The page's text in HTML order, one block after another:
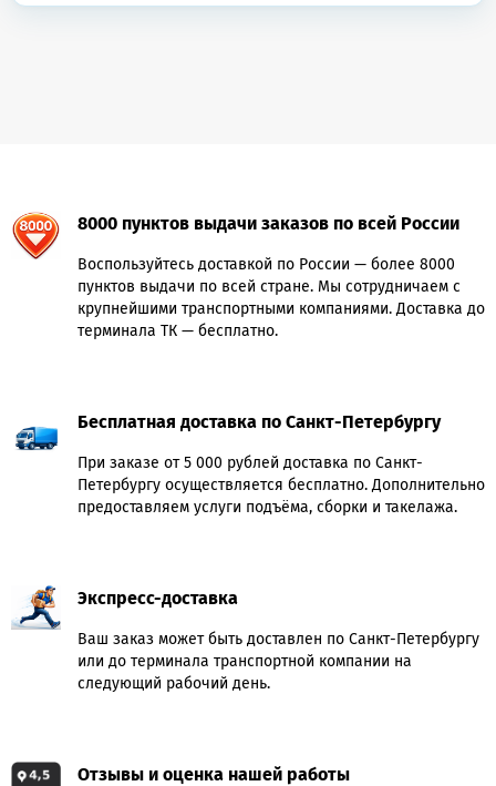
8000 пунктов выдачи заказов по всей России
Воспользуйтесь доставкой по России — более 8000
пунктов выдачи по всей стране. Мы сотрудничаем с
крупнейшими транспортными компаниями. Доставка до
терминала ТК — бесплатно.
Бесплатная доставка по Санкт-Петербургу
При заказе от 5 000 рублей доставка по Санкт-
Петербургу осуществляется бесплатно. Дополнительно
предоставляем услуги подъёма, сборки и такелажа.
Экспресс-доставка
Ваш заказ может быть доставлен по Санкт-Петербургу
или до терминала транспортной компании на
следующий рабочий день.
Отзывы и оценка нашей работы